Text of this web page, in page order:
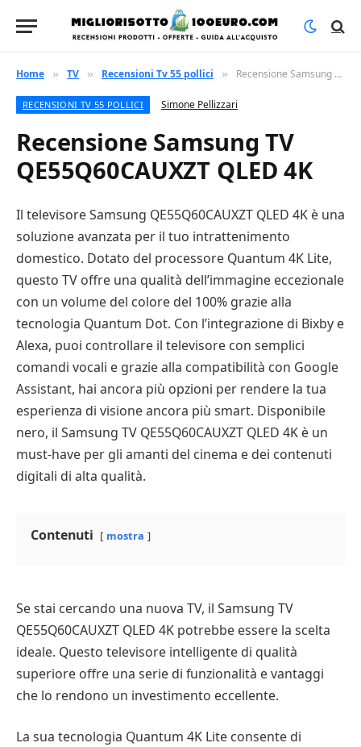
Home » TV » Recensioni Tv 55 pollici » Recensione Samsung TV QE55Q60CAUXZT QLED 4K
RECENSIONI TV 55 POLLICI Simone Pellizzari
Recensione Samsung TV
QE55Q60CAUXZT QLED 4K
Il televisore Samsung QE55Q60CAUXZT QLED 4K è una
soluzione avanzata per il tuo intrattenimento
domestico. Dotato del processore Quantum 4K Lite,
questo TV offre una qualità dell’immagine eccezionale
con un volume del colore del 100% grazie alla
tecnologia Quantum Dot. Con l’integrazione di Bixby e
Alexa, puoi controllare il televisore con semplici
comandi vocali e grazie alla compatibilità con Google
Assistant, hai ancora più opzioni per rendere la tua
esperienza di visione ancora più smart. Disponibile
nero, il Samsung TV QE55Q60CAUXZT QLED 4K è un
must-have per gli amanti del cinema e dei contenuti
digitali di alta qualità.
Contenuti mostra
Se stai cercando una nuova TV, il Samsung TV
QE55Q60CAUXZT QLED 4K potrebbe essere la scelta
ideale. Questo televisore intelligente di qualità
superiore offre una serie di funzionalità e vantaggi
che lo rendono un investimento eccellente.
La sua tecnologia Quantum 4K Lite consente di